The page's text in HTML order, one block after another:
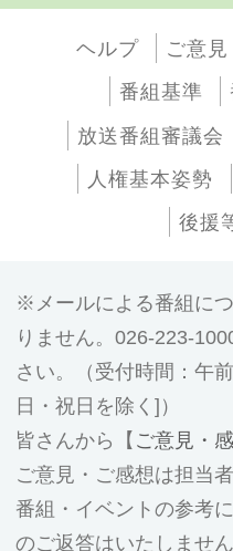
ヘルプ ご意
番組基準
放送番組審議会
人権基本姿勢
後援
メールによる番組に
りません。026-223-
さい。（受付時間：午
日・祝日を除く]）
皆さんから【 ご意見・
ご意見・ご感想は担当
番組・イベントの参考
のご返答はいたしませ